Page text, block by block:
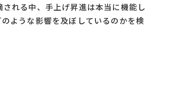
れる中、手上げ昇進は本当に機能し
ような影響を及ぼしているのかを検